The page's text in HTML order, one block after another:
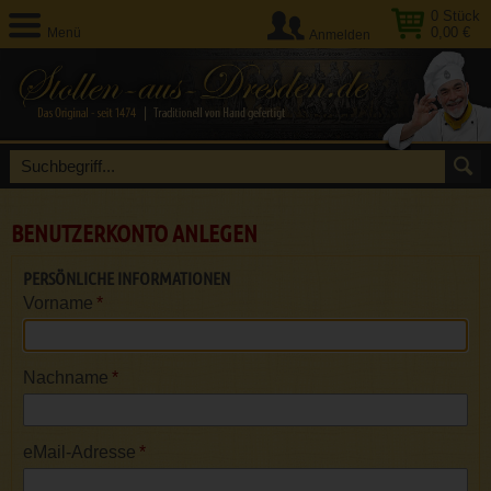
Menü
0 Stück
0,00 €
Anmelden
BENUTZERKONTO ANLEGEN
PERSÖNLICHE INFORMATIONEN
*
Vorname
*
Nachname
*
eMail-Adresse